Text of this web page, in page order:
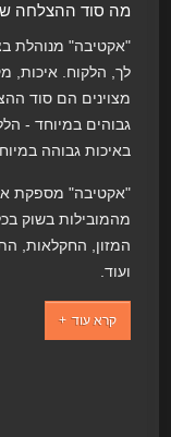
מה סוד ההצלחה
"אקטיבה" מנוהלת
לך, הלקוח. איכות,
מצוינים הם סוד
גבוהים במיוחד -
באיכות גבוהה
"אקטיבה" מספקת
מהמובילות בשוק
המזון, החקלאות,
ועוד.
קרא עוד